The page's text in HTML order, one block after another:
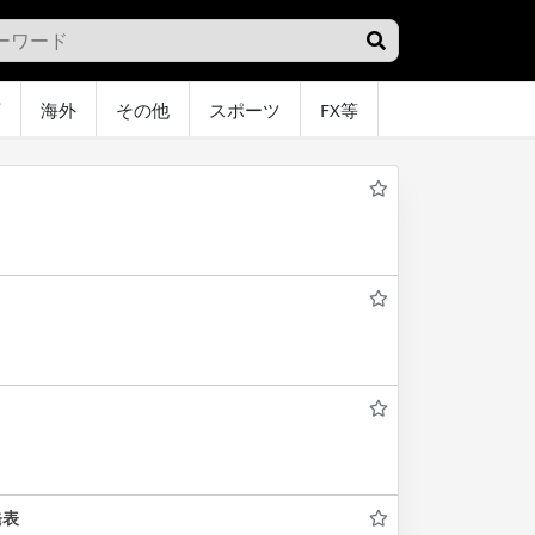
海外 その他 スポーツ FX等